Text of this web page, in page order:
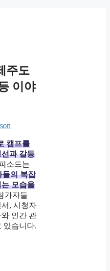
주도
이야
캠프를
과 갈등
소드는
들의 복잡
모습을
가자들
, 시청자
인간 관
있습니다.